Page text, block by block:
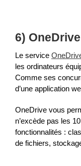
6) OneDrive
Le service
les ordinateurs
Comme ses
d’une application
OneDrive vous
n’excède pas les
fonctionnalités :
de fichiers,